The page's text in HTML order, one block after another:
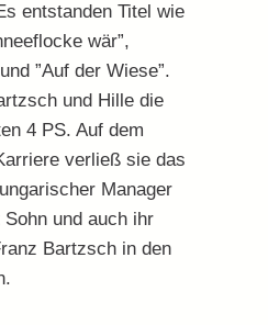
entstanden Titel wie
wär”,
”Auf der Wiese”.
und Hille die
4 PS. Auf dem
verließ sie das
Manager
und auch ihr
Bartzsch in den